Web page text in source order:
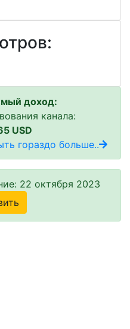
доход:
канала:
USD
гораздо больше..
22 октября 2023